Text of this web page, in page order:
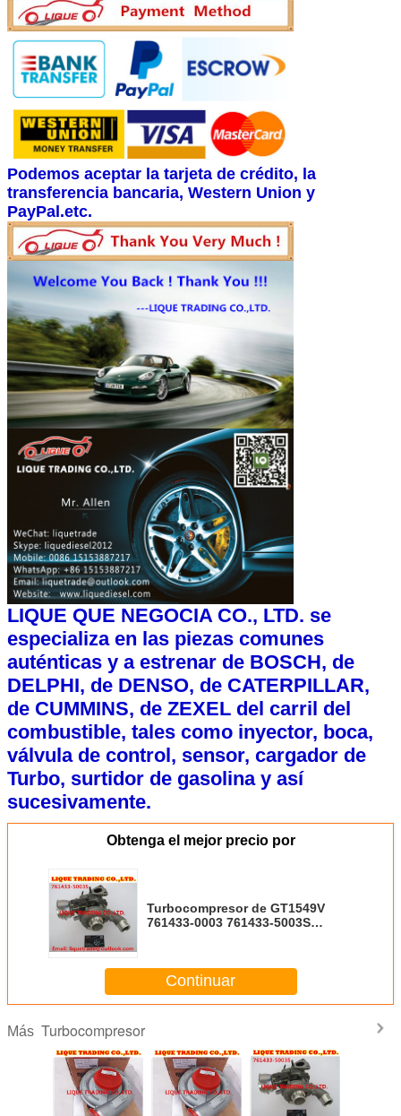
Podemos aceptar la tarjeta de crédito, la
transferencia bancaria, Western Union y
PayPal.etc.
LIQUE QUE NEGOCIA CO., LTD. se
especializa en las piezas comunes
auténticas y a estrenar de BOSCH, de
DELPHI, de DENSO, de CATERPILLAR,
de CUMMINS, de ZEXEL del carril del
combustible, tales como inyector, boca,
válvula de control, sensor, cargador de
Turbo, surtidor de gasolina y así
sucesivamente.
Obtenga el mejor precio por
Turbocompresor de GT1549V
761433-0003 761433-5003S
Continuar
Más Turbocompresor